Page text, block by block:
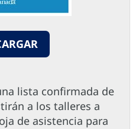
lista confirmada de
a los talleres a
de asistencia para